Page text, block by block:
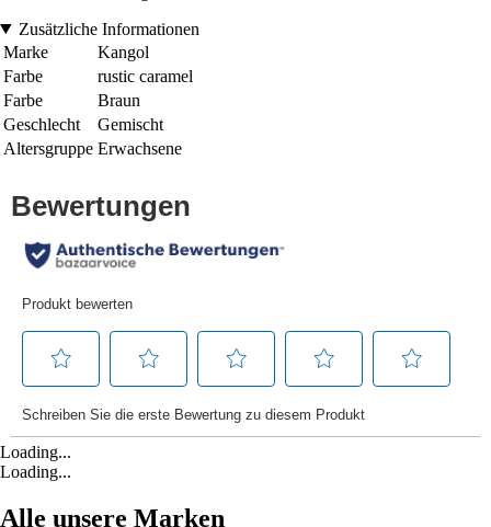
Zusätzliche Informationen
Marke
Kangol
Farbe
rustic caramel
Farbe
Braun
Geschlecht
Gemischt
Altersgruppe Erwachsene
Loading...
Loading...
Alle unsere Marken